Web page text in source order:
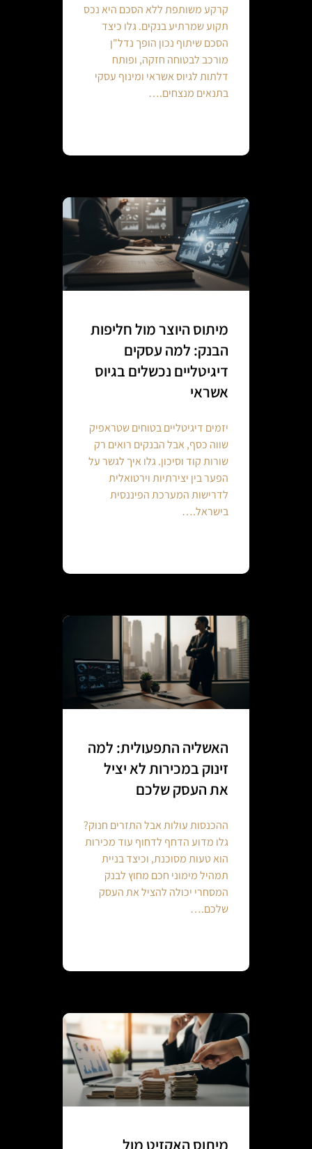
קרקע משותפת ללא הסכם היא נכס
תקוע שמרתיע בנקים. גלו כיצד
הסכם שיתוף נכון הופך נדל"ן
מורכב לבטוחה חזקה, ופותח
דלתות לגיוס אשראי ומינוף עסקי
בתנאים מנצחים.…
מיתוס היוצר מול חליפות
הבנק: למה עסקים
דיגיטליים נכשלים בגיוס
אשראי
יזמים דיגיטליים בטוחים שטראפיק
שווה כסף, אבל הבנקים רואים רק
שורות קוד וסיכון. גלו איך לגשר על
הפער בין יצירתיות וירטואלית
לדרישות המערכת הפיננסית
בישראל.…
האשליה התפעולית: למה
זינוק במכירות לא יציל
את העסק שלכם
ההכנסות עולות אבל התזרים חנוק?
גלו מדוע הדחף לדחוף עוד מכירות
הוא טעות מסוכנת, וכיצד בניית
תמהיל מימוני חכם מחוץ לבנק
המסחרי יכולה להציל את העסק
שלכם.…
מיתוס האקזיט מול